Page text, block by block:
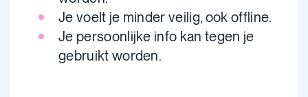
Je voelt je minder veilig, ook offline.
Je persoonlijke info kan tegen je
gebruikt worden.